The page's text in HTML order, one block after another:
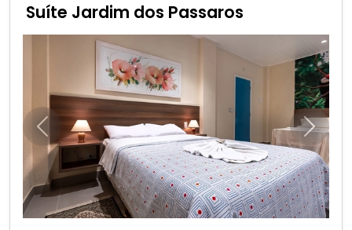
Suíte Jardim dos Passaros
Anterior